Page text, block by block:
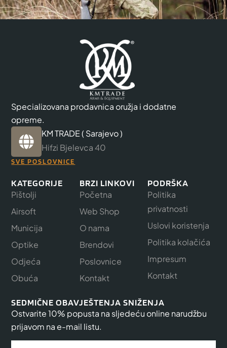
Specializovana prodavnica oružja i dodatne
opreme.
KM TRADE ( Sarajevo )
Hifzi Bjelevca 40
SVE POSLOVNICE
KATEGORIJE
Pištolji
Airsoft
Municija
Optike
Odjeća
Obuća
BRZI LINKOVI
Početna
Web Shop
O nama
Brendovi
Poslovnice
Kontakt
PODRŠKA
Politika
privatnosti
Uslovi koristenja
Politika kolačića
Impresum
Kontakt
SEDMIČNE OBAVJEŠTENJA SNIŽENJA
Ostvarite 10% popusta na sljedeću online narudžbu
prijavom na e-mail listu.